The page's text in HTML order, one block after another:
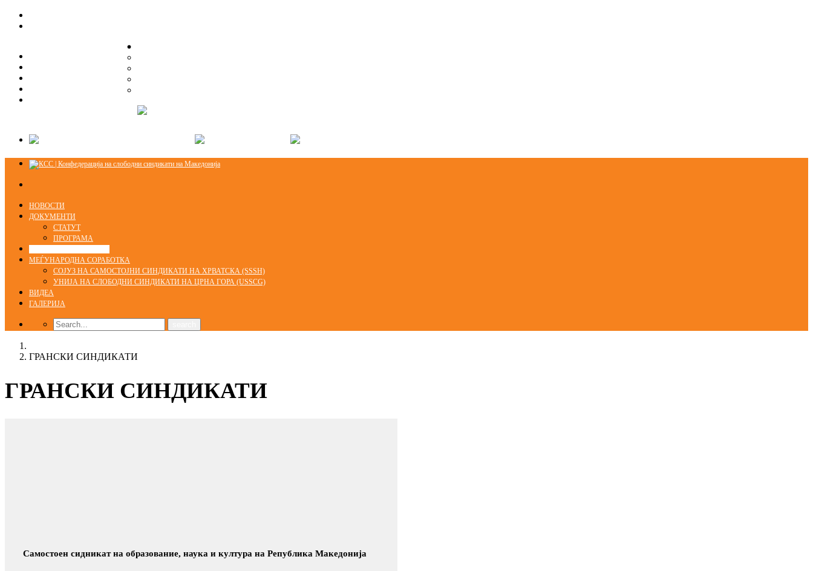
ОРГАНИЗАЦИСКА СТРУКТУРА
НОВОСТИ
ДОКУМЕНТИ
СТАТУТ
ПРОГРАМА
МЕЃУНАРОДНА СОРАБОТКА
СОЈУЗ НА САМОСТОЈНИ СИНДИКАТИ НА ХРВАТСКА (SSSH)
УНИЈА НА СЛОБОДНИ СИНДИКАТИ НА ЦРНА ГОРА (USSCG)
ВИДЕА
ГАЛЕРИЈА
ГРАНСКИ СИНДИКАТИ
ГРАНСКИ СИНДИКАТИ
Самостоен сидникат на образование, наука и култура на Република Македонија